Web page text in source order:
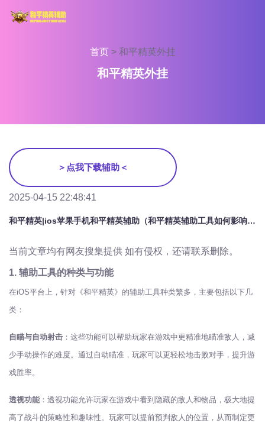
首页 > 和平精英外挂
和平精英外挂
＞点我下载辅助＜
2025-04-15 22:48:41
和平精英|ios苹果手机和平精英辅助（和平精英辅助工具如何影响游戏的公平性？）
当前文章均有网友搜集提供 如有侵权，还请联系删除。
1. 辅助工具的种类与功能
在iOS平台上，针对《和平精英》的辅助工具种类繁多，主要包括以下几
类：
自瞄与自动射击 ：这些功能可以帮助玩家在游戏中更精准地瞄准敌人，减
少手动操作的难度。通过自动瞄准，玩家可以更轻松地击败对手，提升游
戏胜率。
透视功能 ：透视功能允许玩家在游戏中看到隐藏的敌人和物品，极大地提
高了战斗的策略性和趣味性。玩家可以提前预判敌人的位置，从而制定更